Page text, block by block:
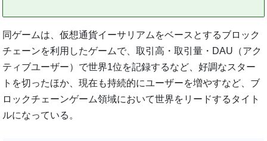
同ゲームは、仮想通貨イーサリアムをベースとするブロック
チェーンを利用したゲームで、取引高・取引量・DAU（アク
ティブユーザー）で世界1位を記録するなど、好調なスター
トを切ったほか、現在も持続的にユーザーを増やすなど、ブ
ロックチェーンゲーム領域において世界をリードするタイト
ルになっている。